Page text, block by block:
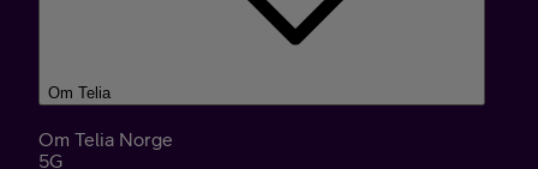
Om Telia
Om Telia Norge
5G